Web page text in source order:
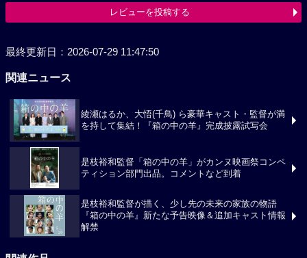
レビューを投稿する
最終更新日：2026-07-29 11:47:50
関連ニュース
綾瀬はるか、大悟(千鳥) ら豪華キャスト・監督が満
を持して集結！『箱の中の羊』完成披露試写会
是枝裕和監督「箱の中の羊」がカンヌ映画祭コンペ
ティション部門出品。コメントなど到着
是枝裕和監督が描く、少し先の未来の家族の物語
『箱の中の羊』新たな予告映像＆追加キャスト情報
解禁